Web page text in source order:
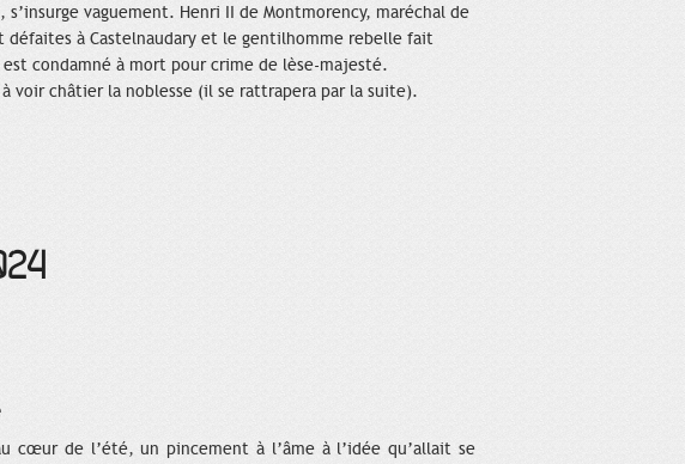
vaguement. Henri II de Montmorency, maréchal de
à Castelnaudary et le gentilhomme rebelle fait
condamné à mort pour crime de lèse-majesté.
voir châtier la noblesse (il se rattrapera par la suite).
cœur de l’été, un pincement à l’âme à l’idée qu’allait se